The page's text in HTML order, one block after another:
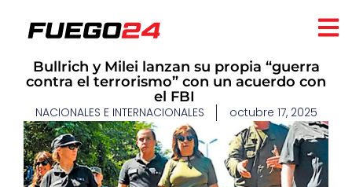
Bullrich y Milei lanzan su propia “guerra
contra el terrorismo” con un acuerdo con
el FBI
NACIONALES E INTERNACIONALES octubre 17, 2025